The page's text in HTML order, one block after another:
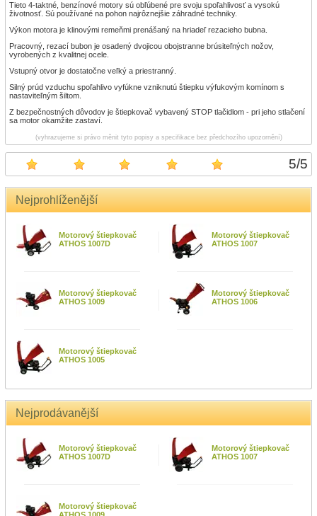
5/5
Nejprohlíženější
Motorový štiepkovač
ATHOS 1007D
Motorový štiepkovač
ATHOS 1007
Motorový štiepkovač
ATHOS 1009
Motorový štiepkovač
ATHOS 1006
Motorový štiepkovač
ATHOS 1005
Nejprodávanější
Motorový štiepkovač
ATHOS 1007D
Motorový štiepkovač
ATHOS 1007
Motorový štiepkovač
Tieto 4-taktné, benzínové motory sú obľúbené pre svoju spoľahlivosť a vysokú
životnosť. Sú používané na pohon najrôznejšie záhradné techniky.
Výkon motora je klinovými remeňmi prenášaný na hriadeľ rezacieho bubna.
Pracovný, rezací bubon je osadený dvojicou obojstranne brúsiteľných nožov,
vyrobených z kvalitnej ocele.
Vstupný otvor je dostatočne veľký a priestranný.
Silný prúd vzduchu spoľahlivo vyfúkne vzniknutú štiepku výfukovým komínom s
nastaviteľným šiltom.
Z bezpečnostných dôvodov je štiepkovač vybavený STOP tlačidlom - pri jeho stlačení
sa motor okamžite zastaví.
(vyhrazujeme si právo měnit tyto popisy a specifikace bez předchozího upozornění)